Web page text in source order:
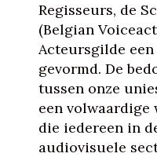
Regisseurs, de
(Belgian
Acteursgilde
gevormd. De
tussen onze
een volwaardige
die iedereen in
audiovisuele